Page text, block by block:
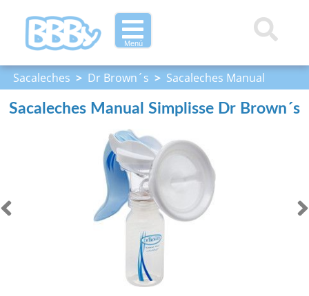
Menú
Sacaleches > Dr Brown´s > Sacaleches Manual
Simplisse Dr Brown´s
Sacaleches Manual Simplisse Dr Brown´s